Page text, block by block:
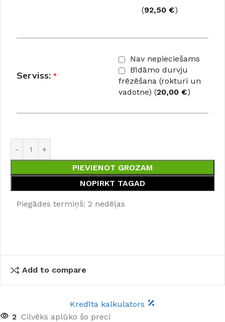
(92,50 €)
Serviss: *
Nav nepieciešams
Bīdāmo durvju
frēzēšana (rokturi un
vadotne) (20,00 €)
PIEVIENOT GROZAM
NOPIRKT TAGAD
Piegādes termiņš: 2 nedēļas
Add to compare
Kredīta kalkulators
2 Cilvēks aplūko šo preci